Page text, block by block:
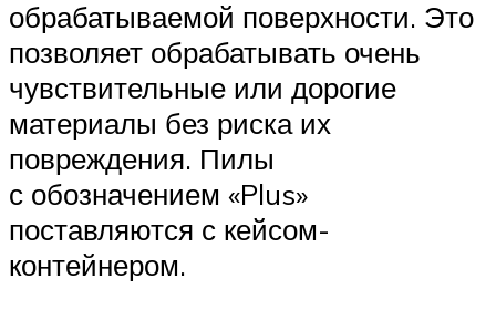
обрабатываемой поверхности. Это
позволяет обрабатывать очень
чувствительные или дорогие
материалы без риска их
повреждения. Пилы
с обозначением «Plus»
поставляются с кейсом-
контейнером.